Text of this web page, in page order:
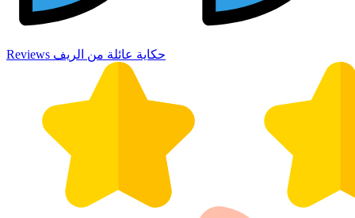
Reviews حكاية عائلة من الريف